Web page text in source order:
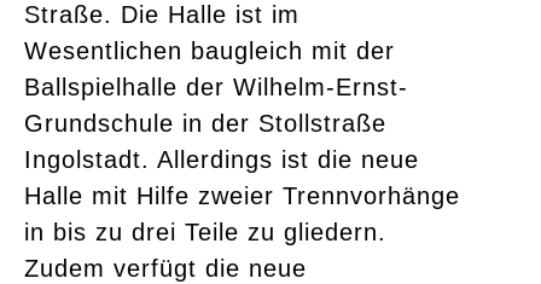
Straße. Die Halle ist im
Wesentlichen baugleich mit der
Ballspielhalle der Wilhelm-Ernst-
Grundschule in der Stollstraße
Ingolstadt. Allerdings ist die neue
Halle mit Hilfe zweier Trennvorhänge
in bis zu drei Teile zu gliedern.
Zudem verfügt die neue